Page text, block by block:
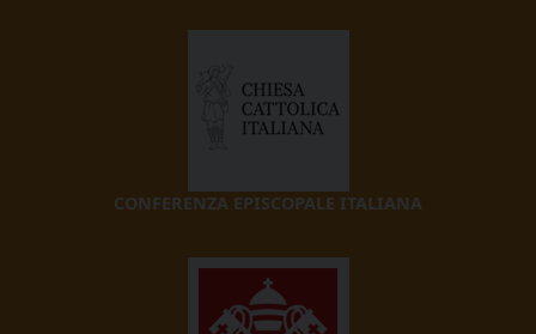
CONFERENZA EPISCOPALE ITALIANA